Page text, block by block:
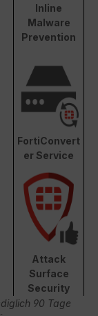
Inline
Malware
Prevention
FortiConvert
er Service
Attack
Surface
Security
90 Tage